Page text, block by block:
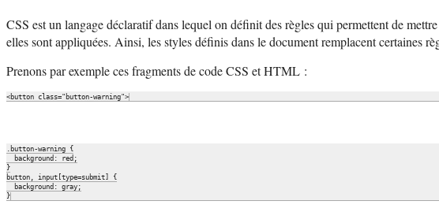
CSS est un langage déclaratif dans lequel on définit des règles qui permettent de
elles sont appliquées. Ainsi, les styles définis dans le document remplacent certaines
Prenons par exemple ces fragments de code CSS et HTML :
.button-warning {
  background: red;
}
button, input[type=submit] {
  background: gray;